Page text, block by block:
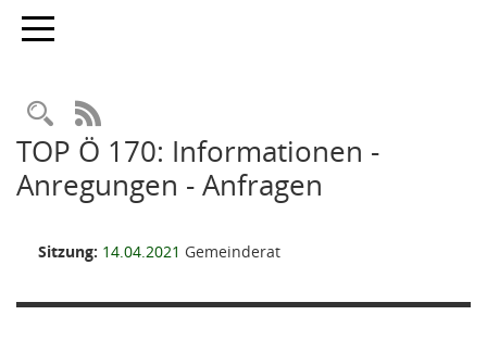
Toggle navigation
Rechercheauswahl
RSS-Feed
TOP Ö 170: Informationen -
Anregungen - Anfragen
Sitzung: 14.04.2021 Gemeinderat